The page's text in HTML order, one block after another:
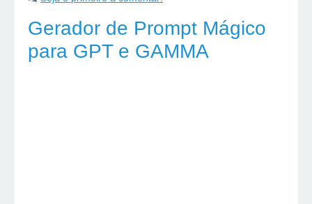
Gerador de Prompt Mágico
para GPT e GAMMA